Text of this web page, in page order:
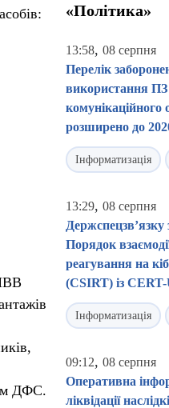
ДФС.
«Політика»
13:58, 08 серпня
Перелік
використання ПЗ
комунікаційного
розширено до
Інформатизація
13:29, 08 серпня
Порядок
реагування на
(CSIRT) із
Інформатизація
09:12, 08 серпня
Оперативна
ліквідації